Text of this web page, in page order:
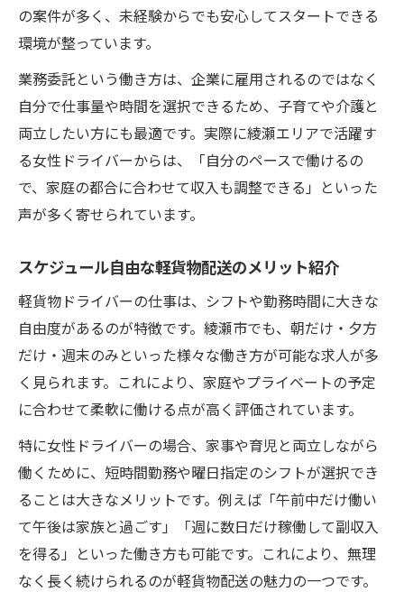
の案件が多く、未経験からでも安心してスタートできる
環境が整っています。
業務委託という働き方は、企業に雇用されるのではなく
自分で仕事量や時間を選択できるため、子育てや介護と
両立したい方にも最適です。実際に綾瀬エリアで活躍す
る女性ドライバーからは、「自分のペースで働けるの
で、家庭の都合に合わせて収入も調整できる」といった
声が多く寄せられています。
スケジュール自由な軽貨物配送のメリット紹介
軽貨物ドライバーの仕事は、シフトや勤務時間に大きな
自由度があるのが特徴です。綾瀬市でも、朝だけ・夕方
だけ・週末のみといった様々な働き方が可能な求人が多
く見られます。これにより、家庭やプライベートの予定
に合わせて柔軟に働ける点が高く評価されています。
特に女性ドライバーの場合、家事や育児と両立しながら
働くために、短時間勤務や曜日指定のシフトが選択でき
ることは大きなメリットです。例えば「午前中だけ働い
て午後は家族と過ごす」「週に数日だけ稼働して副収入
を得る」といった働き方も可能です。これにより、無理
なく長く続けられるのが軽貨物配送の魅力の一つです。